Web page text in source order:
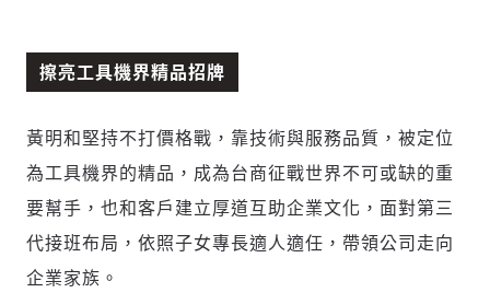
擦亮工具機界精品招牌
黃明和堅持不打價格戰，靠技術與服務品質，被定位
為工具機界的精品，成為台商征戰世界不可或缺的重
要幫手，也和客戶建立厚道互助企業文化，面對第三
代接班布局，依照子女專長適人適任，帶領公司走向
企業家族。